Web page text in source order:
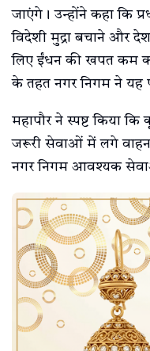
जाएंगे। उन्होंने कहा कि
विदेशी मुद्रा बचाने और
लिए ईंधन की खपत कम
के तहत नगर निगम ने यह
महापौर ने स्पष्ट किया
जरूरी सेवाओं में लगे
नगर निगम आवश्यक